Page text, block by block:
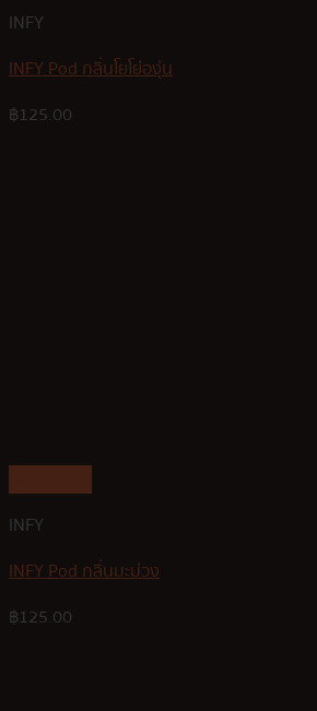
INFY
INFY Pod กลิ่นโยโย่องุ่น
฿125.00
INFY
INFY Pod กลิ่นมะม่วง
฿125.00